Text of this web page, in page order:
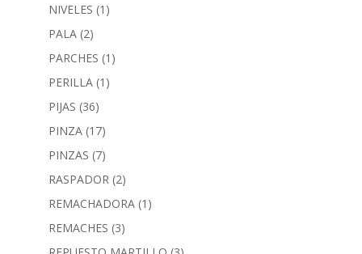
NIVELES (1)
PALA (2)
PARCHES (1)
PERILLA (1)
PIJAS (36)
PINZA (17)
PINZAS (7)
RASPADOR (2)
REMACHADORA (1)
REMACHES (3)